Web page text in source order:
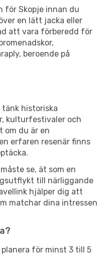
för Skopje innan du
en lätt jacka eller
att vara förberedd för
beroende på
tänk historiska
kulturfestivaler och
om du är en
erfaren resenär finns
se, ät som en
till närliggande
hjälper dig att
matchar dina intressen
för minst 3 till 5